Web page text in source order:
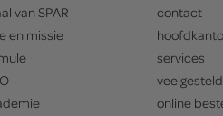
van SPAR
en missie
contact
services
online